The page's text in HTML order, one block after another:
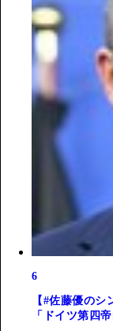
6
【#佐藤優の
「ドイツ第四